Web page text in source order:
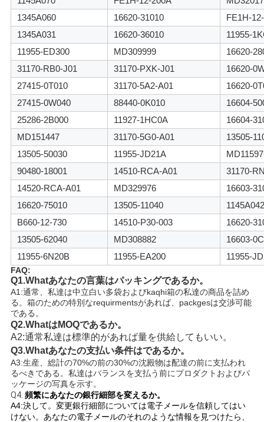
て
く
だ
さ
い
図
プ
ラ
イ
バ
シ
ー
ポ
リ
シ
1345A060
16620-31010
FE1H-
1345A031
16620-36010
11955-
11955-ED300
MD309999
16620-
31170-RB0-J01
31170-PXK-J01
16620-
27415-0T010
31170-5A2-A01
16620-
27415-0W040
88440-0K010
16604-
25286-2B000
11927-1HC0A
16604-
MD151447
31170-5G0-A01
13505-
13505-50030
11955-JD21A
90480-18001
14510-RCA-A01
31170-
14520-RCA-A01
MD329976
16603-
16620-75010
13505-11040
1145A042
B660-12-730
14510-P30-003
16620-
13505-62040
MD308882
16603-
11955-6N20B
11955-EA200 11955-
FAQ:
Q1.Whatあなたの言葉はパッキングであるか。
A1:通常、私達は中立白い多袋およびkaqhi箱の私達の商品を詰め
る。箱のための特別なrequirmentsがあれば、packgesは交渉可能
である。
Q2.Whatは MOQであるか。
A2:通常私達は標準的があれば量を供給してもいい。
Q3.Whatあなたの支払い条件はであるか。
A3:生産、総計の70%の前の30%の沈殿物は配達の前に支払われ
るべきである。 私達はバランスを支払う前にプロダクトおよびパ
ッケージの写真を示す。
Q4. 頻繁にあなたの銀行細部を変えるか。
A4:決して。変更銀行細部については電子メールを信頼してはい
けない。 あなたの電子メールのそれのような情報を見つけたら、